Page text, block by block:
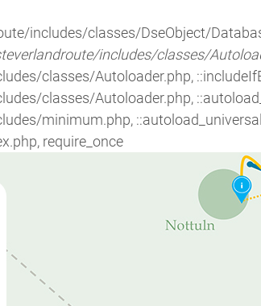
includes/classes/DseObject/
includes/classes/
classes/Autoloader.php,
classes/Autoloader.php,
minimum.php,
require_once